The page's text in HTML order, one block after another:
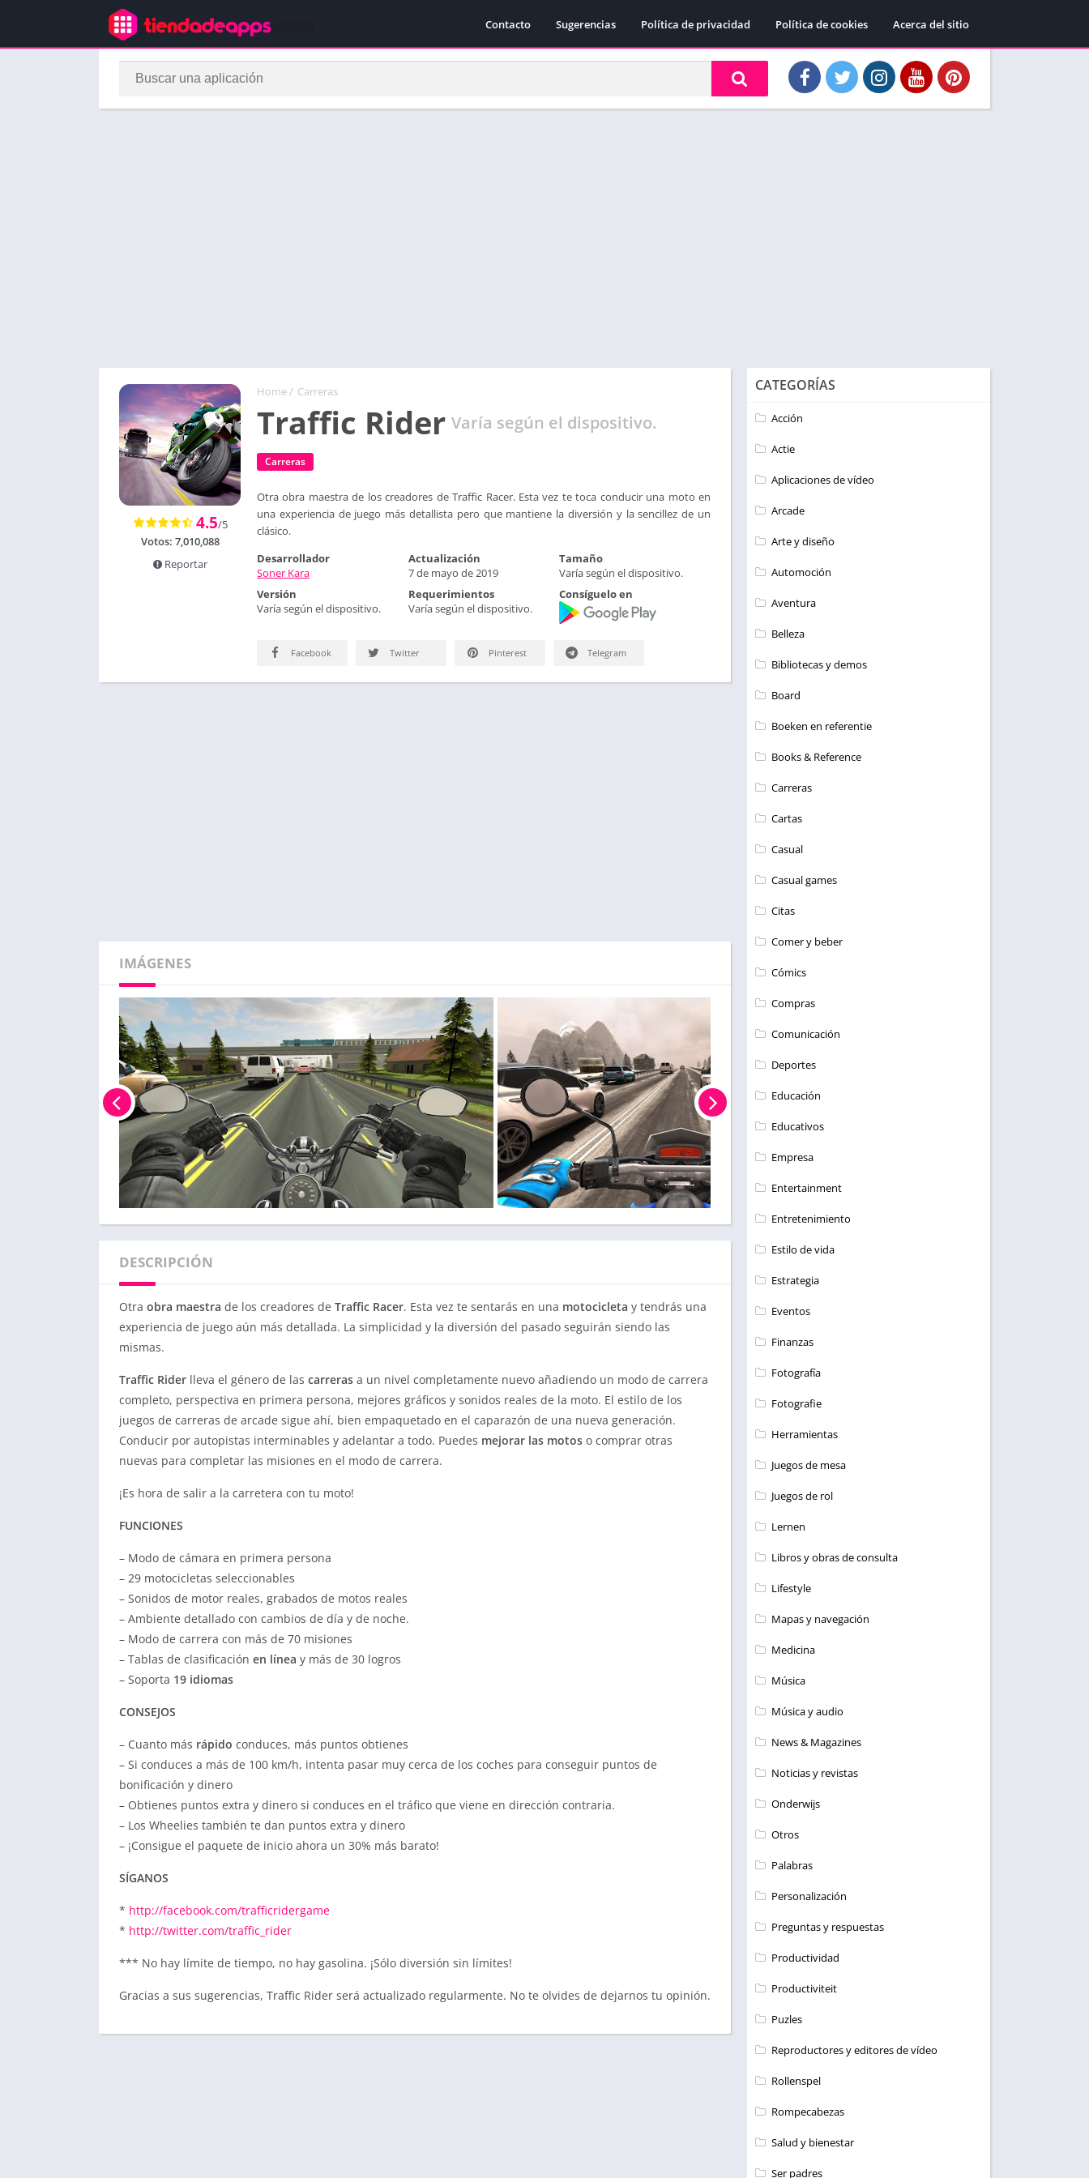
Contacto Sugerencias Política de privacidad Política de cookies Acerca del sitio
Home/ Carreras
Traffic Rider Varía según el dispositivo.
Carreras
Otra obra maestra de los creadores de Traffic Racer. Esta vez te toca conducir una moto en
una experiencia de juego más detallista pero que mantiene la diversión y la sencillez de un
clásico.
4.5/5
Votos: 7,010,088
Reportar
Desarrollador
Soner Kara
Actualización
7 de mayo de 2019
Tamaño
Varía según el dispositivo.
Versión
Varía según el dispositivo.
Requerimientos
Varía según el dispositivo.
Consíguelo en
Facebook Twitter Pinterest Telegram
IMÁGENES
DESCRIPCIÓN
Otra obra maestra de los creadores de Traffic Racer. Esta vez te sentarás en una motocicleta y tendrás una
experiencia de juego aún más detallada. La simplicidad y la diversión del pasado seguirán siendo las
mismas.
Traffic Rider lleva el género de las carreras a un nivel completamente nuevo añadiendo un modo de carrera
completo, perspectiva en primera persona, mejores gráficos y sonidos reales de la moto. El estilo de los
juegos de carreras de arcade sigue ahí, bien empaquetado en el caparazón de una nueva generación.
Conducir por autopistas interminables y adelantar a todo. Puedes mejorar las motos o comprar otras
nuevas para completar las misiones en el modo de carrera.
¡Es hora de salir a la carretera con tu moto!
FUNCIONES
– Modo de cámara en primera persona
– 29 motocicletas seleccionables
– Sonidos de motor reales, grabados de motos reales
– Ambiente detallado con cambios de día y de noche.
– Modo de carrera con más de 70 misiones
– Tablas de clasificación en línea y más de 30 logros
– Soporta 19 idiomas
CONSEJOS
– Cuanto más rápido conduces, más puntos obtienes
– Si conduces a más de 100 km/h, intenta pasar muy cerca de los coches para conseguir puntos de
bonificación y dinero
– Obtienes puntos extra y dinero si conduces en el tráfico que viene en dirección contraria.
– Los Wheelies también te dan puntos extra y dinero
– ¡Consigue el paquete de inicio ahora un 30% más barato!
SÍGANOS
* http://facebook.com/trafficridergame
* http://twitter.com/traffic_rider
*** No hay límite de tiempo, no hay gasolina. ¡Sólo diversión sin límites!
Gracias a sus sugerencias, Traffic Rider será actualizado regularmente. No te olvides de dejarnos tu opinión.
CATEGORÍAS
Acción
Actie
Aplicaciones de vídeo
Arcade
Arte y diseño
Automoción
Aventura
Belleza
Bibliotecas y demos
Board
Boeken en referentie
Books & Reference
Carreras
Cartas
Casual
Casual games
Citas
Comer y beber
Cómics
Compras
Comunicación
Deportes
Educación
Educativos
Empresa
Entertainment
Entretenimiento
Estilo de vida
Estrategia
Eventos
Finanzas
Fotografía
Fotografie
Herramientas
Juegos de mesa
Juegos de rol
Lernen
Libros y obras de consulta
Lifestyle
Mapas y navegación
Medicina
Música
Música y audio
News & Magazines
Noticias y revistas
Onderwijs
Otros
Palabras
Personalización
Preguntas y respuestas
Productividad
Productiviteit
Puzles
Reproductores y editores de vídeo
Rollenspel
Rompecabezas
Salud y bienestar
Ser padres